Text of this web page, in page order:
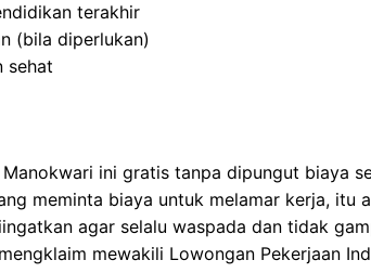
terakhir
(bila diperlukan)
sehat
ini gratis tanpa dipungut biaya
meminta biaya untuk melamar kerja, itu
agar selalu waspada dan tidak
mewakili Lowongan Pekerjaan